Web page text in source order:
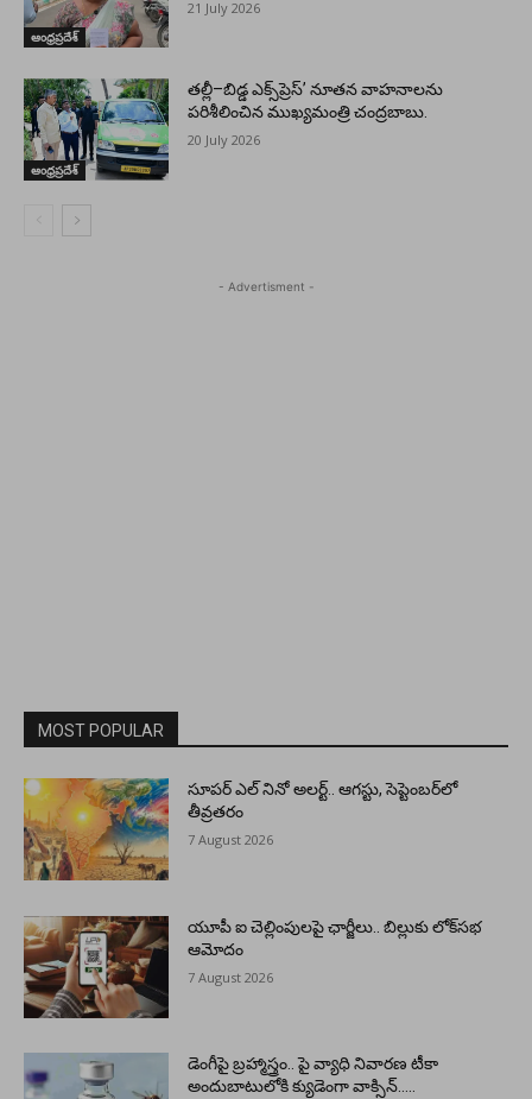
ఆంధ్రప్రదేశ్
21 July 2026
ఆంధ్రప్రదేశ్
తల్లీ–బిడ్డ ఎక్స్‌ప్రెస్’ నూతన వాహనాలను
పరిశీలించిన ముఖ్యమంత్రి చంద్రబాబు.
20 July 2026
- Advertisment -
MOST POPULAR
సూపర్ ఎల్ నినో అలర్ట్.. ఆగస్టు, సెప్టెంబర్‌లో
తీవ్రతరం
7 August 2026
యూపీ ఐ చెల్లింపులపై ఛార్జీలు.. బిల్లుకు లోక్‌సభ
ఆమోదం
7 August 2026
డెంగీపై బ్రహ్మాస్త్రం.. పై వ్యాధి నివారణ టీకా
అందుబాటులోకి క్యుడెంగా వాక్సిన్…..